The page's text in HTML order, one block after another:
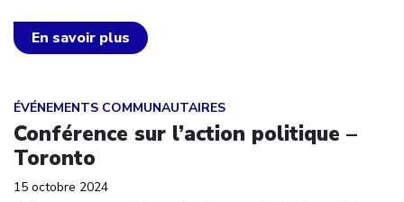
En savoir plus
ÉVÉNEMENTS COMMUNAUTAIRES
Conférence sur l’action politique –
Toronto
15 octobre 2024
Click to open the link